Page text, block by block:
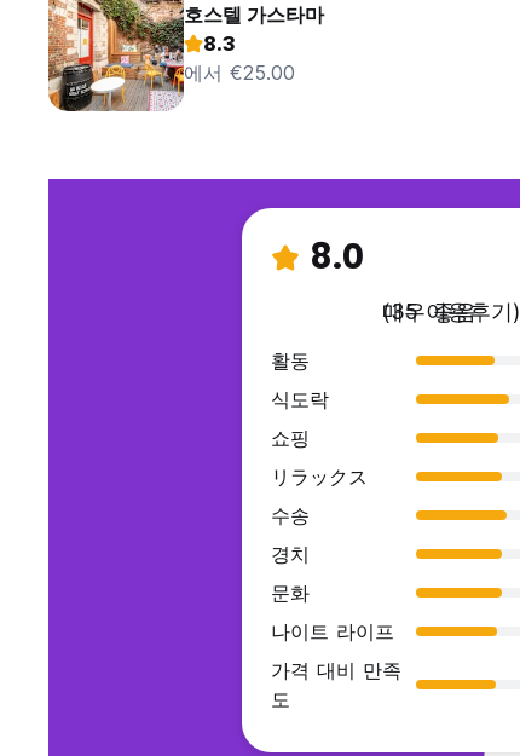
호스텔 가스타마
8.3
에서 €25.00
8.0
매우 좋음
(35 이용후기)
활동
식도락
쇼핑
リラックス
수송
경치
문화
나이트 라이프
가격 대비 만족
도